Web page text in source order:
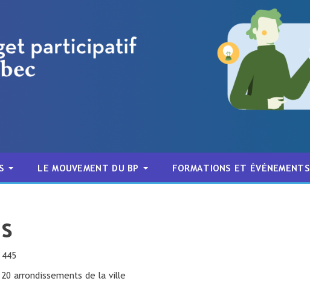
LE MOUVEMENT DU BP FORMATIONS ET ÉVÉNEMENTS
arrondissements de la ville